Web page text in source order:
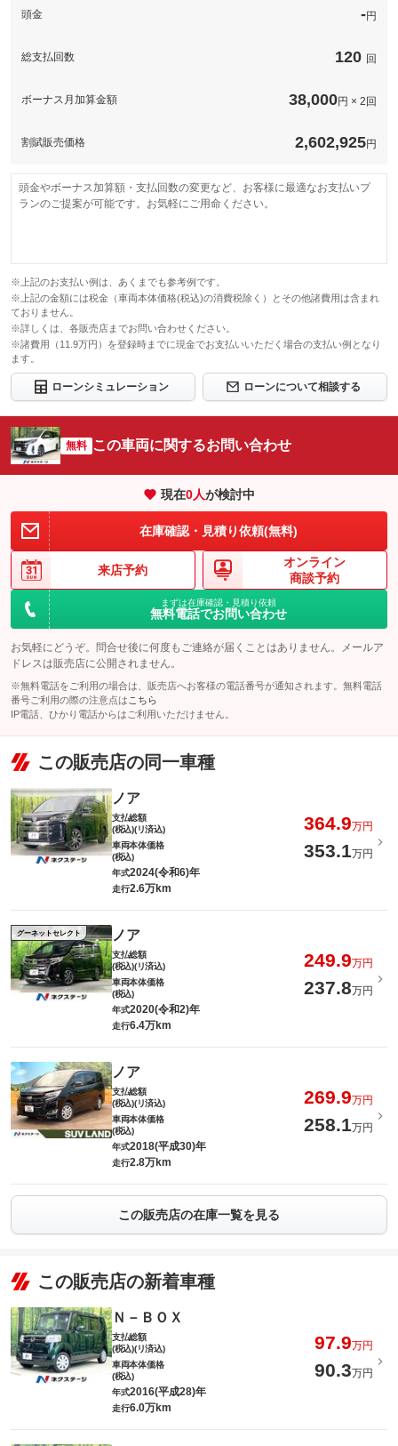
頭金 -円
総支払回数 120 回
ボーナス月加算金額 38,000円 × 2回
割賦販売価格 2,602,925円
頭金やボーナス加算額・支払回数の変更など、お客様に最適なお支払いプ
ランのご提案が可能です。お気軽にご用命ください。
※上記のお支払い例は、あくまでも参考例です。
※上記の金額には税金（車両本体価格(税込)の消費税除く）とその他諸費用は含まれ
ておりません。
※詳しくは、各販売店までお問い合わせください。
※諸費用（11.9万円）を登録時までに現金でお支払いいただく場合の支払い例となり
ます。
ローンシミュレーション ローンについて相談する
無料 この車両に関するお問い合わせ
現在0人が検討中
在庫確認・見積り依頼(無料)
来店予約
オンライン
商談予約
まずは在庫確認・見積り依頼
無料電話でお問い合わせ
お気軽にどうぞ。問合せ後に何度もご連絡が届くことはありません。メールア
ドレスは販売店に公開されません。
※無料電話をご利用の場合は、販売店へお客様の電話番号が通知されます。無料電話
番号ご利用の際の注意点は こちら
IP電話、ひかり電話からはご利用いただけません。
この販売店の同一車種
ノア
支払総額
(税込)(リ済込)
364.9万円
車両本体価格
(税込)
353.1万円
年式2024(令和6)年
走行2.6万km
グーネットセレクト ノア
支払総額
(税込)(リ済込)
249.9万円
車両本体価格
(税込)
237.8万円
年式2020(令和2)年
走行6.4万km
ノア
支払総額
(税込)(リ済込)
269.9万円
車両本体価格
(税込)
258.1万円
年式2018(平成30)年
走行2.8万km
この販売店の在庫一覧を見る
この販売店の新着車種
Ｎ－ＢＯＸ
支払総額
(税込)(リ済込)
97.9万円
車両本体価格
(税込)
90.3万円
年式2016(平成28)年
走行6.0万km